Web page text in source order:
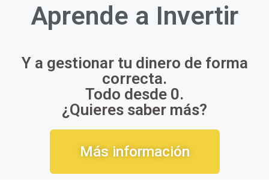
Aprende a Invertir
Y a gestionar tu dinero de forma
correcta.
Todo desde 0.
¿Quieres saber más?
Más información